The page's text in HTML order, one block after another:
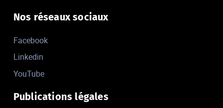
Nos réseaux sociaux
Facebook
Linkedin
YouTube
Publications légales